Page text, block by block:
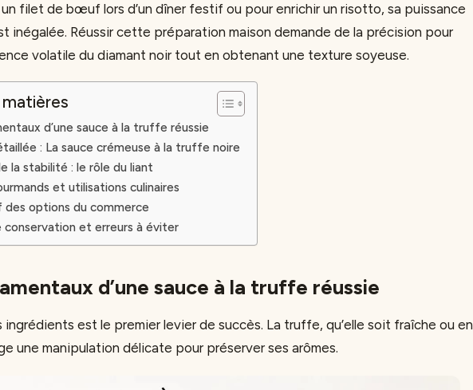
un filet de bœuf lors d’un dîner festif ou pour enrichir un risotto, sa puissance
inégalée. Réussir cette préparation maison demande de la précision pour
volatile du diamant noir tout en obtenant une texture soyeuse.
d’une sauce à la truffe réussie
: La sauce crémeuse à la truffe noire
la stabilité : le rôle du liant
et utilisations culinaires
options du commerce
conservation et erreurs à éviter
d’une sauce à la truffe réussie
ingrédients est le premier levier de succès. La truffe, qu’elle soit fraîche ou en
une manipulation délicate pour préserver ses arômes.